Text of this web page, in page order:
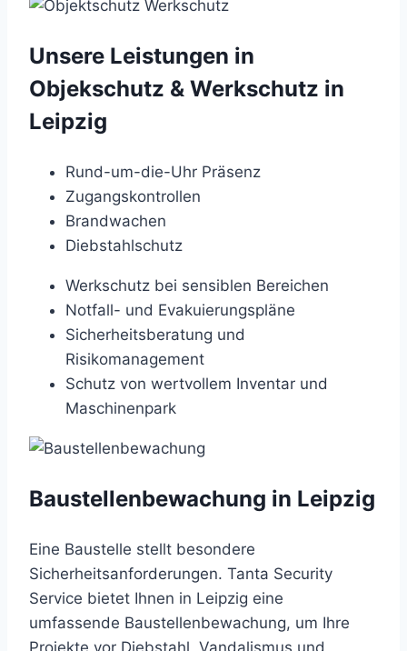
Unsere Leistungen in
Objekschutz & Werkschutz in
Leipzig
Rund-um-die-Uhr Präsenz
Zugangskontrollen
Brandwachen
Diebstahlschutz
Werkschutz bei sensiblen Bereichen
Notfall- und Evakuierungspläne
Sicherheitsberatung und
Risikomanagement
Schutz von wertvollem Inventar und
Maschinenpark
Baustellenbewachung in Leipzig
Eine Baustelle stellt besondere
Sicherheitsanforderungen. Tanta Security
Service bietet Ihnen in Leipzig eine
umfassende Baustellenbewachung, um Ihre